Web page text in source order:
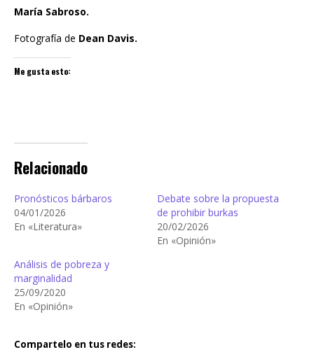
María Sabroso.
Fotografía de Dean Davis.
Me gusta esto:
Relacionado
Pronósticos bárbaros
04/01/2026
En «Literatura»
Debate sobre la propuesta
de prohibir burkas
20/02/2026
En «Opinión»
Análisis de pobreza y
marginalidad
25/09/2020
En «Opinión»
Compartelo en tus redes: